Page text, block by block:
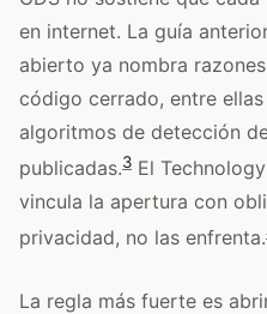
en internet. La guía
abierto ya nombra
código cerrado, entre
algoritmos de detección
publicadas.3 El
vincula la apertura con
privacidad, no las enfrenta.
La regla más fuerte es